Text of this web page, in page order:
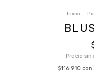
Inicio .
Precio sin
$116.910 con